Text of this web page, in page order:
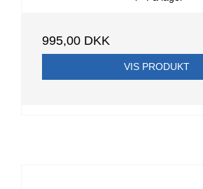
995,00 DKK
VIS PRODUKT